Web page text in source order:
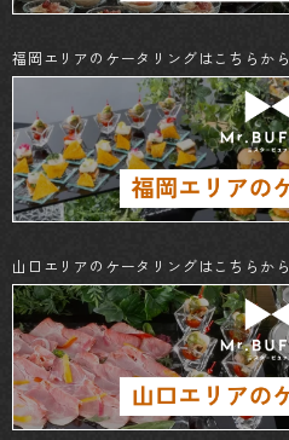
福岡エリアのケータリングはこちらから
山口エリアのケータリングはこちらから